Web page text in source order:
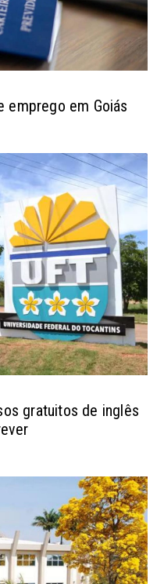
emprego em Goiás
gratuitos de inglês